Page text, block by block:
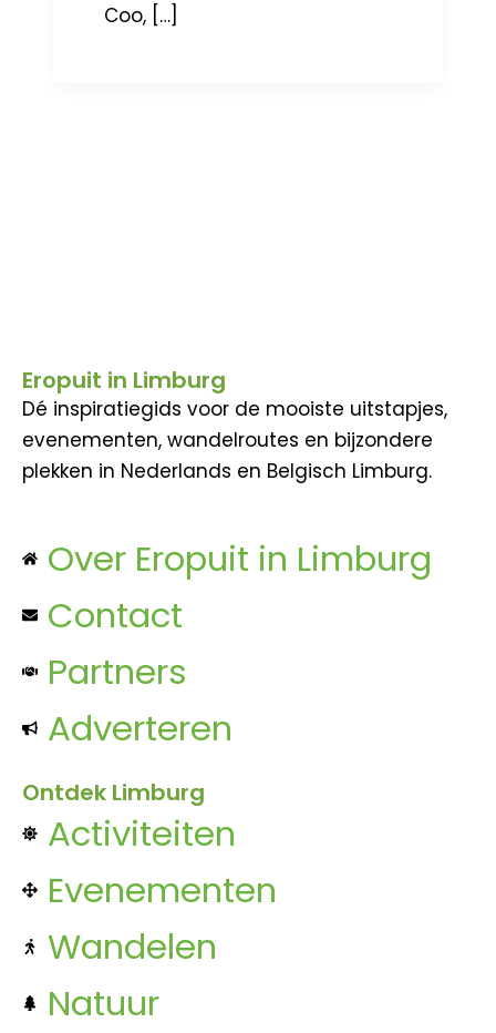
Coo, […]
Eropuit in Limburg
Dé inspiratiegids voor de mooiste uitstapjes,
evenementen, wandelroutes en bijzondere
plekken in Nederlands en Belgisch Limburg.
Over Eropuit in Limburg
Contact
Partners
Adverteren
Ontdek Limburg
Activiteiten
Evenementen
Wandelen
Natuur